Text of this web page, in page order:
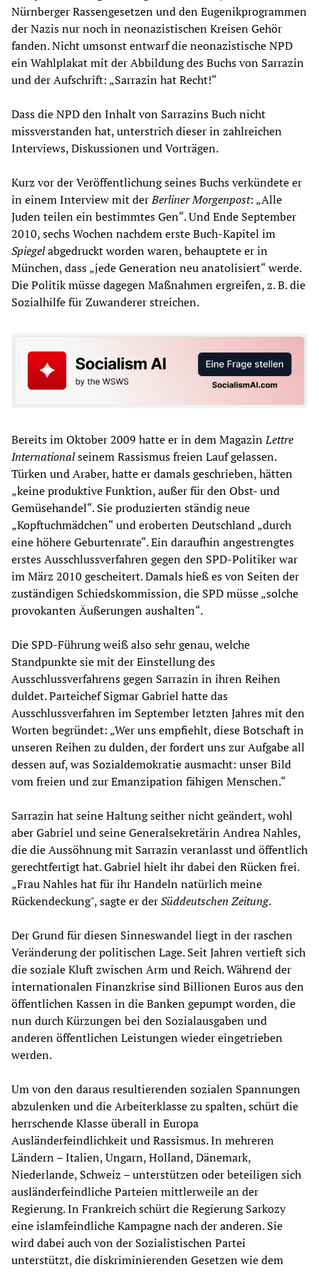
Nürnberger Rassengesetzen und den Eugenikprogrammen
der Nazis nur noch in neonazistischen Kreisen Gehör
fanden. Nicht umsonst entwarf die neonazistische NPD
ein Wahlplakat mit der Abbildung des Buchs von Sarrazin
und der Aufschrift: „Sarrazin hat Recht!“
Dass die NPD den Inhalt von Sarrazins Buch nicht
missverstanden hat, unterstrich dieser in zahlreichen
Interviews, Diskussionen und Vorträgen.
Kurz vor der Veröffentlichung seines Buchs verkündete er
in einem Interview mit derBerliner Morgenpost: „Alle
Juden teilen ein bestimmtes Gen“. Und Ende September
2010, sechs Wochen nachdem erste Buch-Kapitel im
Spiegelabgedruckt worden waren, behauptete er in
München, dass „jede Generation neu anatolisiert“ werde.
Die Politik müsse dagegen Maßnahmen ergreifen, z. B. die
Sozialhilfe für Zuwanderer streichen.
Bereits im Oktober 2009 hatte er in dem MagazinLettre
Internationalseinem Rassismus freien Lauf gelassen.
Türken und Araber, hatte er damals geschrieben, hätten
„keine produktive Funktion, außer für den Obst- und
Gemüsehandel“. Sie produzierten ständig neue
„Kopftuchmädchen“ und eroberten Deutschland „durch
eine höhere Geburtenrate“. Ein daraufhin angestrengtes
erstes Ausschlussverfahren gegen den SPD-Politiker war
im März 2010 gescheitert. Damals hieß es von Seiten der
zuständigen Schiedskommission, die SPD müsse „solche
provokanten Äußerungen aushalten“.
Die SPD-Führung weiß also sehr genau, welche
Standpunkte sie mit der Einstellung des
Ausschlussverfahrens gegen Sarrazin in ihren Reihen
duldet. Parteichef Sigmar Gabriel hatte das
Ausschlussverfahren im September letzten Jahres mit den
Worten begründet: „Wer uns empfiehlt, diese Botschaft in
unseren Reihen zu dulden, der fordert uns zur Aufgabe all
dessen auf, was Sozialdemokratie ausmacht: unser Bild
vom freien und zur Emanzipation fähigen Menschen.“
Sarrazin hat seine Haltung seither nicht geändert, wohl
aber Gabriel und seine Generalsekretärin Andrea Nahles,
die die Aussöhnung mit Sarrazin veranlasst und öffentlich
gerechtfertigt hat. Gabriel hielt ihr dabei den Rücken frei.
„Frau Nahles hat für ihr Handeln natürlich meine
Rückendeckung", sagte er derSüddeutschen Zeitung.
Der Grund für diesen Sinneswandel liegt in der raschen
Veränderung der politischen Lage. Seit Jahren vertieft sich
die soziale Kluft zwischen Arm und Reich. Während der
internationalen Finanzkrise sind Billionen Euros aus den
öffentlichen Kassen in die Banken gepumpt worden, die
nun durch Kürzungen bei den Sozialausgaben und
anderen öffentlichen Leistungen wieder eingetrieben
werden.
Um von den daraus resultierenden sozialen Spannungen
abzulenken und die Arbeiterklasse zu spalten, schürt die
herrschende Klasse überall in Europa
Ausländerfeindlichkeit und Rassismus. In mehreren
Ländern – Italien, Ungarn, Holland, Dänemark,
Niederlande, Schweiz – unterstützen oder beteiligen sich
ausländerfeindliche Parteien mittlerweile an der
Regierung. In Frankreich schürt die Regierung Sarkozy
eine islamfeindliche Kampagne nach der anderen. Sie
wird dabei auch von der Sozialistischen Partei
unterstützt, die diskriminierenden Gesetzen wie dem